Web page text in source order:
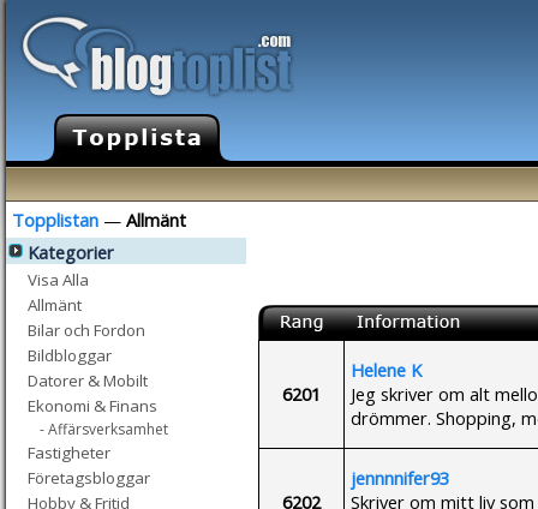
Topplistan — Allmänt
Kategorier
Visa Alla
Allmänt
Bilar och Fordon
Bildbloggar
Datorer & Mobilt
Ekonomi & Finans
- Affärsverksamhet
Fastigheter
Företagsbloggar
Hobby & Fritid
6201
Helene K
Jeg skriver om alt
drömmer. Shopping,
6202
jennnnifer93
Skriver om mitt liv